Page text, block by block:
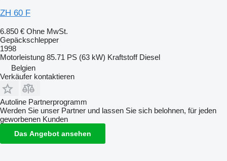
ZH 60 F
6.850 € Ohne MwSt.
Gepäckschlepper
1998
Motorleistung 85.71 PS (63 kW) Kraftstoff Diesel
Belgien
Verkäufer kontaktieren
Autoline Partnerprogramm
Werden Sie unser Partner und lassen Sie sich belohnen, für jeden
geworbenen Kunden
Das Angebot ansehen